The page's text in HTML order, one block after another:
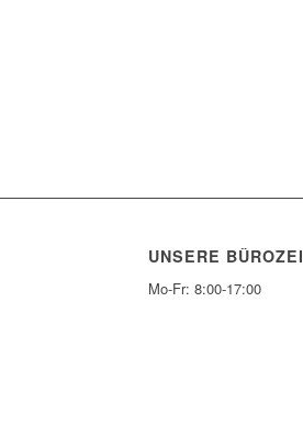
UNSERE
Mo-Fr: 8:00-17:00